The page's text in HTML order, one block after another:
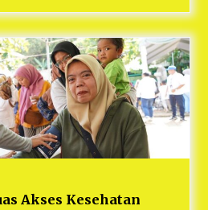
Akses Kesehatan